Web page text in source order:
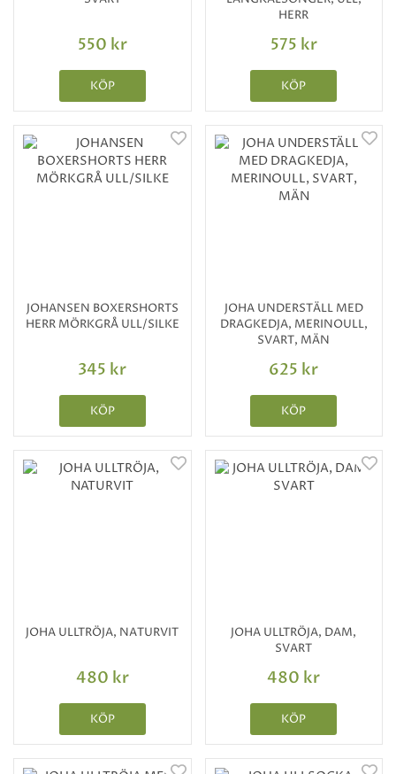
550 kr
KÖP
HERR
575 kr
KÖP
JOHANSEN BOXERSHORTS
HERR MÖRKGRÅ ULL/SILKE
345 kr
KÖP
JOHA UNDERSTÄLL MED
DRAGKEDJA, MERINOULL,
SVART, MÄN
625 kr
KÖP
JOHA ULLTRÖJA, NATURVIT
480 kr
KÖP
JOHA ULLTRÖJA, DAM,
SVART
480 kr
KÖP